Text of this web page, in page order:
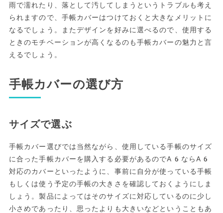
雨で濡れたり、落として汚してしまうというトラブルも考え
られますので、手帳カバーはつけておくと大きなメリットに
なるでしょう。またデザインを好みに選べるので、使用する
ときのモチベーションが高くなるのも手帳カバーの魅力と言
えるでしょう。
手帳カバーの選び方
サイズで選ぶ
手帳カバー選びでは当然ながら、使用している手帳のサイズ
に合った手帳カバーを購入する必要があるのでA6ならA6
対応のカバーといったように、事前に自分が使っている手帳
もしくは使う予定の手帳の大きさを確認しておくようにしま
しょう。製品によってはそのサイズに対応しているのに少し
小さめであったり、思ったよりも大きいなどということもあ